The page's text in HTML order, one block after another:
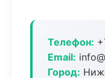
Телефон:
Email:
Город: